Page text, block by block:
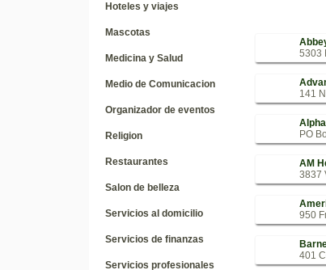
Hoteles y viajes
Mascotas
Medicina y Salud
Medio de Comunicacion
Organizador de eventos
Religion
Restaurantes
Salon de belleza
Servicios al domicilio
Servicios de finanzas
Servicios profesionales
5303
141
PO
AM
3837
950
401